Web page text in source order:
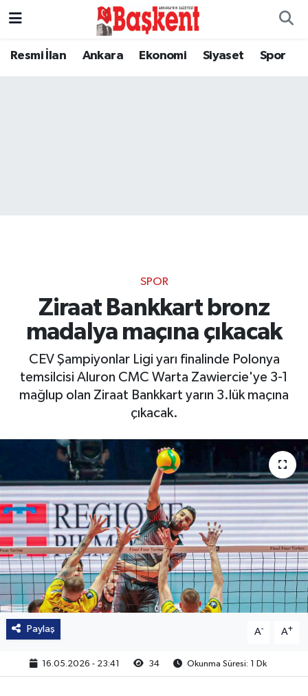
Resmi İlan Ankara Ekonomi Siyaset Spor
SPOR
Ziraat Bankkart bronz
madalya maçına çıkacak
CEV Şampiyonlar Ligi yarı finalinde Polonya
temsilcisi Aluron CMC Warta Zawiercie'ye 3-1
mağlup olan Ziraat Bankkart yarın 3.lük maçına
çıkacak.
Paylaş A- A+
16.05.2026 - 23:41 34 Okunma Süresi: 1 Dk